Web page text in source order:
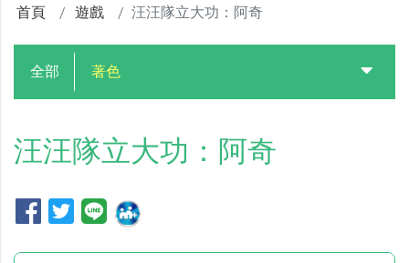
首頁 遊戲 汪汪隊立大功：阿奇
全部 著色
汪汪隊立大功：阿奇